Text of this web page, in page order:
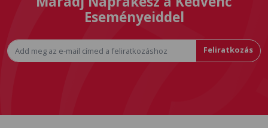
Eseményeiddel
Feliratkozás